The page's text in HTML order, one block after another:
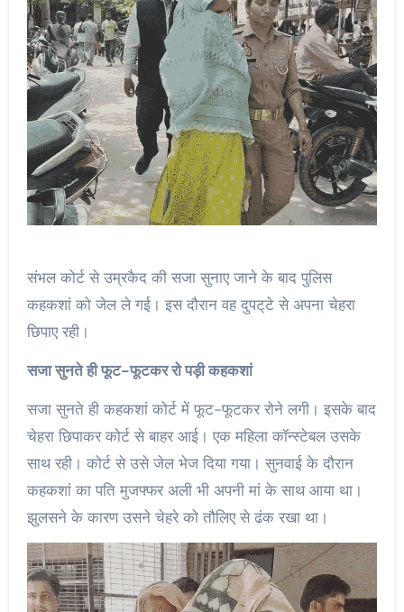
संभल कोर्ट से उम्रकैद की सजा सुनाए जाने के बाद पुलिस
कहकशां को जेल ले गई। इस दौरान वह दुपट्‌टे से अपना चेहरा
छिपाए रही।
सजा सुनते ही फूट-फूटकर रो पड़ी कहकशां
सजा सुनते ही कहकशां कोर्ट में फूट-फूटकर रोने लगी। इसके बाद
चेहरा छिपाकर कोर्ट से बाहर आई। एक महिला कॉन्स्टेबल उसके
साथ रही। कोर्ट से उसे जेल भेज दिया गया। सुनवाई के दौरान
कहकशां का पति मुजफ्फर अली भी अपनी मां के साथ आया था।
झुलसने के कारण उसने चेहरे को तौलिए से ढंक रखा था।